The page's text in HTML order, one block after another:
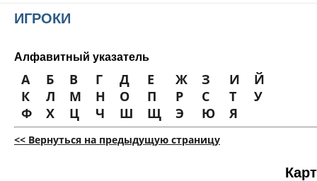
ИГРОКИ
Алфавитный указатель
А Б В Г Д Е Ж З И
Й
К
Л М Н О П Р С Т
У
Ф
Х Ц Ч Ш Щ Э Ю Я
<< Вернуться на предыдущую страницу